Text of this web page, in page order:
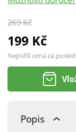
269 Kč
199 Kč
Nejnižší cena za
Popis